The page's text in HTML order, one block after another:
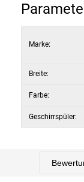
Marke:
Breite:
Farbe:
Geschirrspüler: